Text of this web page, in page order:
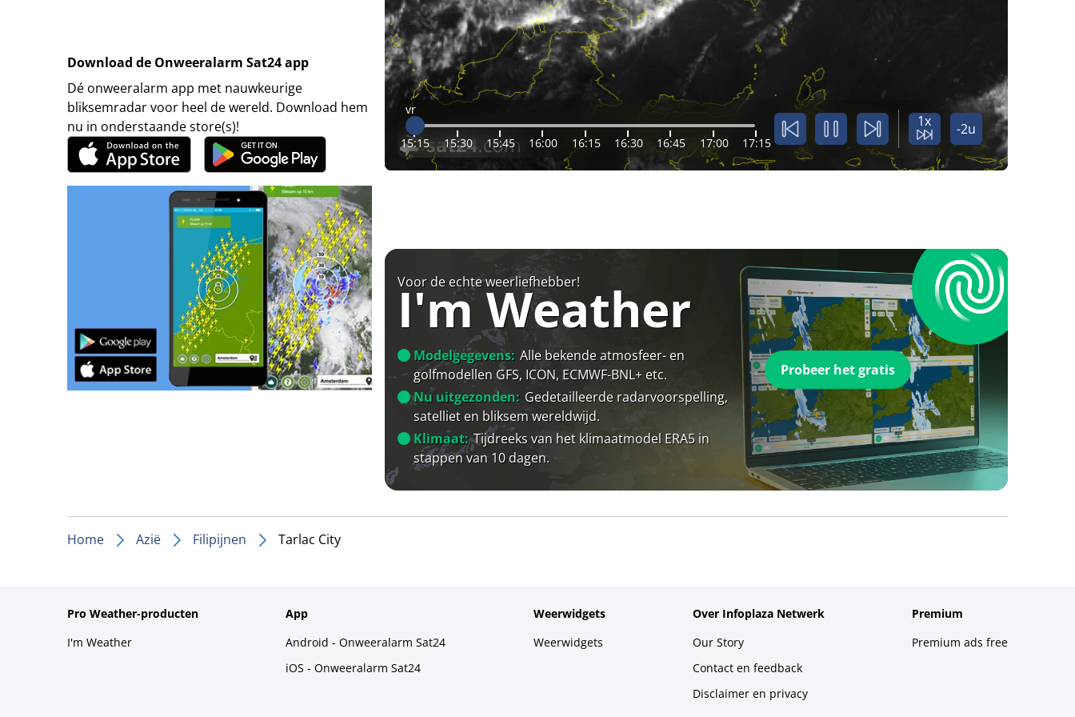
Download de Onweeralarm Sat24 app
Dé onweeralarm app met nauwkeurige
bliksemradar voor heel de wereld. Download hem
nu in onderstaande store(s)!
vr
15:15 15:30 15:45 16:00 16:15 16:30 16:45 17:00 17:15
1x -2u
Voor de echte weerliefhebber!
I'm Weather
Modelgegevens: Alle bekende atmosfeer- en
golfmodellen GFS, ICON, ECMWF-BNL+ etc.
Nu uitgezonden: Gedetailleerde radarvoorspelling,
satelliet en bliksem wereldwijd.
Klimaat: Tijdreeks van het klimaatmodel ERA5 in
stappen van 10 dagen.
Probeer het gratis
Home Azië Filipijnen Tarlac City
Pro Weather-producten
I'm Weather
App
Android - Onweeralarm Sat24
iOS - Onweeralarm Sat24
Weerwidgets
Weerwidgets
Over Infoplaza Netwerk
Our Story
Contact en feedback
Disclaimer en privacy
Premium
Premium ads free